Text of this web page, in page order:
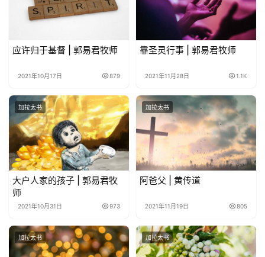
应许归于基督 | 郭易君牧师
2021年10月17日 879
靠圣灵行事 | 郭易君牧师
2021年11月28日 1.1K
加拉太书
大户人家的孩子 | 郭易君牧
师
2021年10月31日 973
加拉太书
阿爸父 | 黄传道
2021年11月19日 805
加拉太书 加拉太书